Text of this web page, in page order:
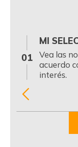
01
MI
Vea las
acuerdo
interés.
Item